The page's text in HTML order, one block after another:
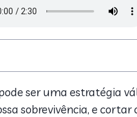
carboidratos?
O que pode acontecer com o
ser uma estratégia
sobrevivência, e